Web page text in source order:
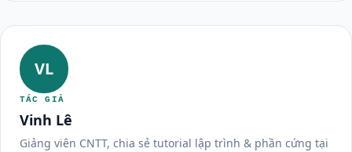
VL
TÁC GIẢ
Vinh Lê
Giảng viên CNTT, chia sẻ tutorial lập trình & phần cứng tại